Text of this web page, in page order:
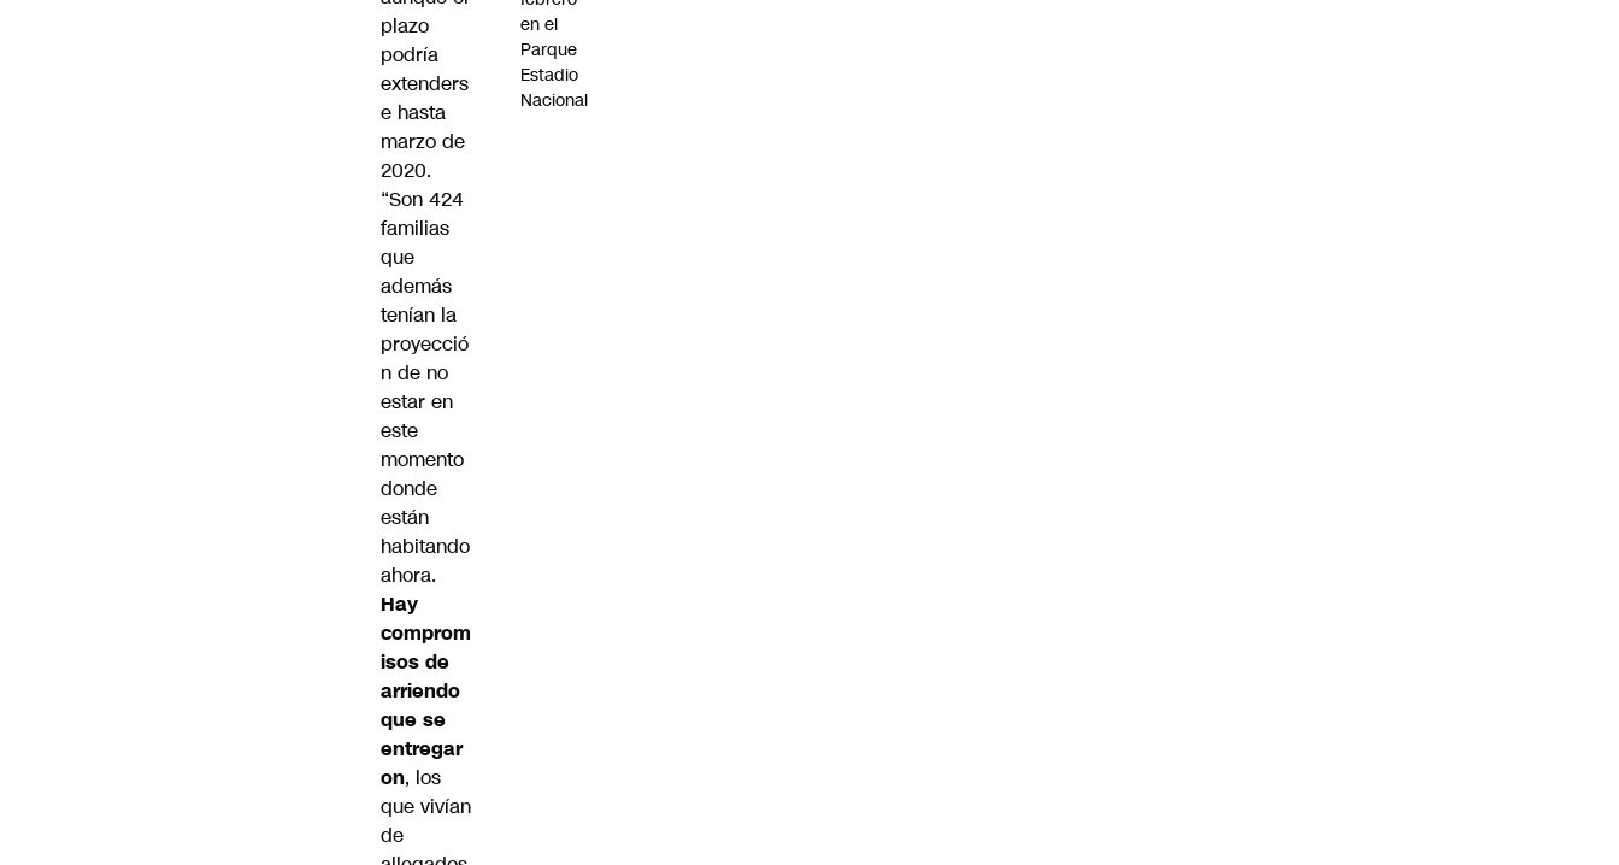
plazo
podría
extenders
e hasta
marzo de
2020.
“Son 424
familias
que
además
tenían la
proyecció
n de no
estar en
este
momento
donde
están
habitando
ahora.
Hay
comprom
isos de
arriendo
que se
entregar
on, los
que vivían
de
en el
Parque
Estadio
Nacional